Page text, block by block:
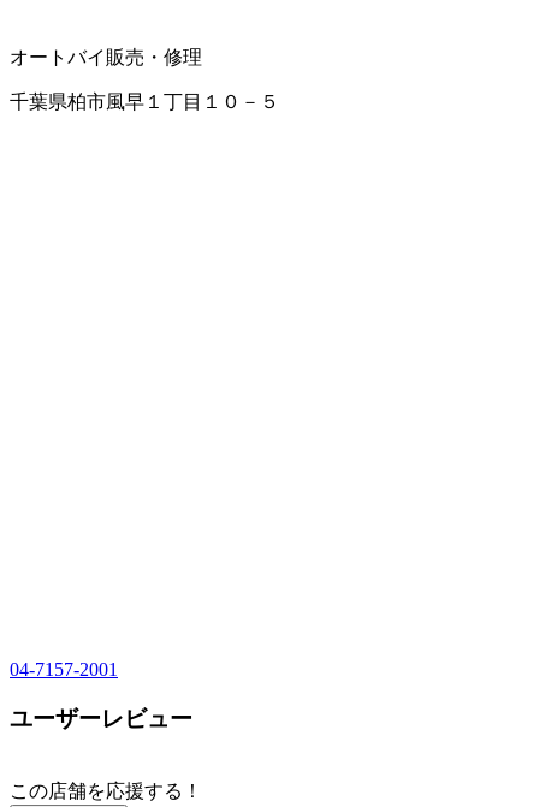
オートバイ販売・修理
千葉県柏市風早１丁目１０－５
04-7157-2001
ユーザーレビュー
この店舗を応援する！